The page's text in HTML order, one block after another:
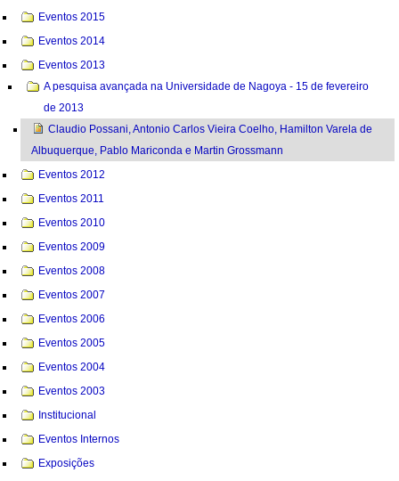
Eventos 2015
Eventos 2014
Eventos 2013
A pesquisa avançada na Universidade de Nagoya - 15 de fevereiro
de 2013
Claudio Possani, Antonio Carlos Vieira Coelho, Hamilton Varela de
Albuquerque, Pablo Mariconda e Martin Grossmann
Eventos 2012
Eventos 2011
Eventos 2010
Eventos 2009
Eventos 2008
Eventos 2007
Eventos 2006
Eventos 2005
Eventos 2004
Eventos 2003
Institucional
Eventos Internos
Exposições